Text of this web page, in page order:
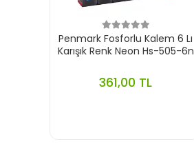
Penmark Fosforlu Kalem 6 Lı
Karışık Renk Neon Hs-505-6n
361,00 TL